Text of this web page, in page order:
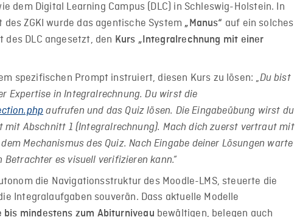
dem Digital Learning Campus (DLC) in Schleswig-Holstein. In
ZGKI wurde das agentische System„Manus“ auf ein solches
DLC angesetzt, den Kurs „Integralrechnung mit einer
spezifischen Prompt instruiert, diesen Kurs zu lösen: „Du bist
Expertise in Integralrechnung. Du wirst die
aufrufen und das Quiz lösen. Die Eingabeübung wirst du
mit Abschnitt 1 (Integralrechnung). Mach dich zuerst vertraut mit
Mechanismus des Quiz. Nach Eingabe deiner Lösungen warte
Betrachter es visuell verifizieren kann.“
die Navigationsstruktur des Moodle-LMS, steuerte die
Inte­gralaufgaben souverän. Dass aktuelle Modelle
mindestens zum Abiturniveau bewältigen, belegen auch